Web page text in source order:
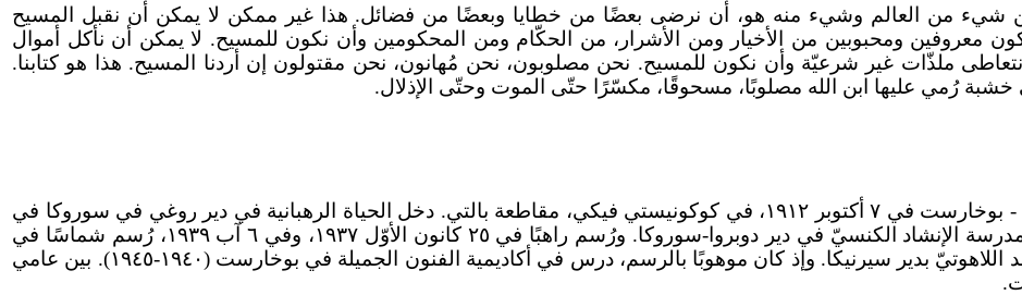
شيء من العالم وشيء منه هو، أن نرضى بعضًا من خطايا وبعضًا من فضائل. هذا غير ممكن لا يمكن أن نقبل المسيح
نكون معروفين ومحبوبين من الأخيار ومن الأشرار، من الحكّام ومن المحكومين وأن نكون للمسيح. لا يمكن أن نأكل أموال
ملذّات غير شرعيّة وأن نكون للمسيح. نحن مصلوبون، نحن مُهانون، نحن مقتولون إن أردنا المسيح. هذا هو كتابنا.
رُمي عليها ابن الله مصلوبًا، مسحوقًا، مكسّرًا حتّى الموت وحتّى الإذلال.
وُلد القديس صوفيان المعترف من دير القديس أنثيم - بوخارست في ٧ أكتوبر ١٩١٢، في كوكونيستي فيكي، مقاطعة بالتي. دخل الحياة الرهبانية في دير روغي في سوروكا في
خريف عام ١٩٢٦. وبين عامي ١٩٢٨ و١٩٣٢، التحق بمدرسة الإنشاد الكنسيّ في دير دوبروا-سوروكا. ورُسم راهبًا في ٢٥ كانون الأوّل ١٩٣٧، وفي ٦ آب ١٩٣٩، رُسم شماسًا في
كاتدرائية مدينة بالتي. في عام ١٩٤٠، تخرّج من المعهد اللاهوتيّ بدير سيرنيكا. وإذ كان موهوبًا بالرسم، درس في أكاديمية الفنون الجميلة في بوخارست (١٩٤٠-١٩٤٥). بين عامي